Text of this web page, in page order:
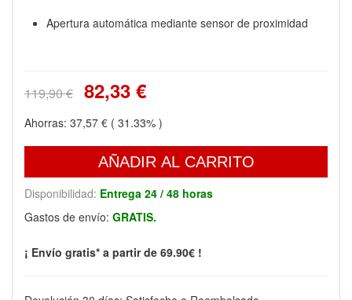
Apertura automática mediante sensor de proximidad
119,90 € 82,33 €
Ahorras: 37,57 € ( 31.33% )
AÑADIR AL CARRITO
Disponibilidad: Entrega 24 / 48 horas
Gastos de envío: GRATIS.
¡ Envío gratis* a partir de 69.90€ !